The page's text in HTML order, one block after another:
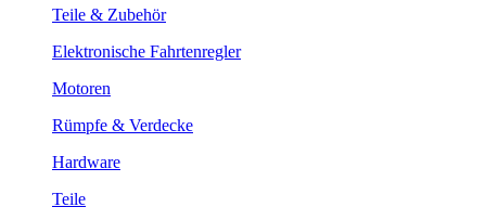
Teile & Zubehör
Elektronische Fahrtenregler
Motoren
Rümpfe & Verdecke
Hardware
Teile